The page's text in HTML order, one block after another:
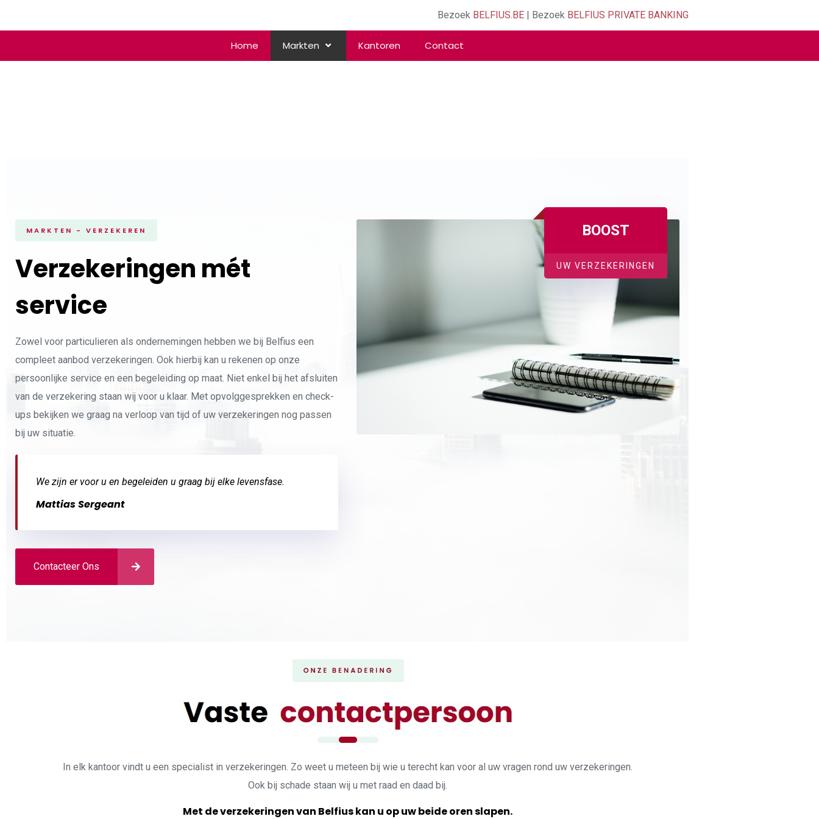
Bezoek BELFIUS.BE| Bezoek BELFIUS PRIVATE BANKING
Home Markten Kantoren Contact
MARKTEN - VERZEKEREN
Verzekeringen mét
service
Zowel voor particulieren als ondernemingen hebben we bij Belfius een
compleet aanbod verzekeringen. Ook hierbij kan u rekenen op onze
persoonlijke service en een begeleiding op maat. Niet enkel bij het afsluiten
van de verzekering staan wij voor u klaar. Met opvolggesprekken en check-
ups bekijken we graag na verloop van tijd of uw verzekeringen nog passen
bij uw situatie.
We zijn er voor u en begeleiden u graag bij elke levensfase.
Mattias Sergeant
Contacteer Ons
BOOST
UW VERZEKERINGEN
In elk kantoor vindt u een specialist in verzekeringen. Zo weet u meteen bij wie u terecht kan voor al uw vragen rond uw verzekeringen.
Ook bij schade staan wij u met raad en daad bij.
Met de verzekeringen van Belfius kan u op uw beide oren slapen.